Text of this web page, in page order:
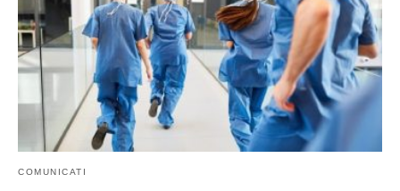
COMUNICATI